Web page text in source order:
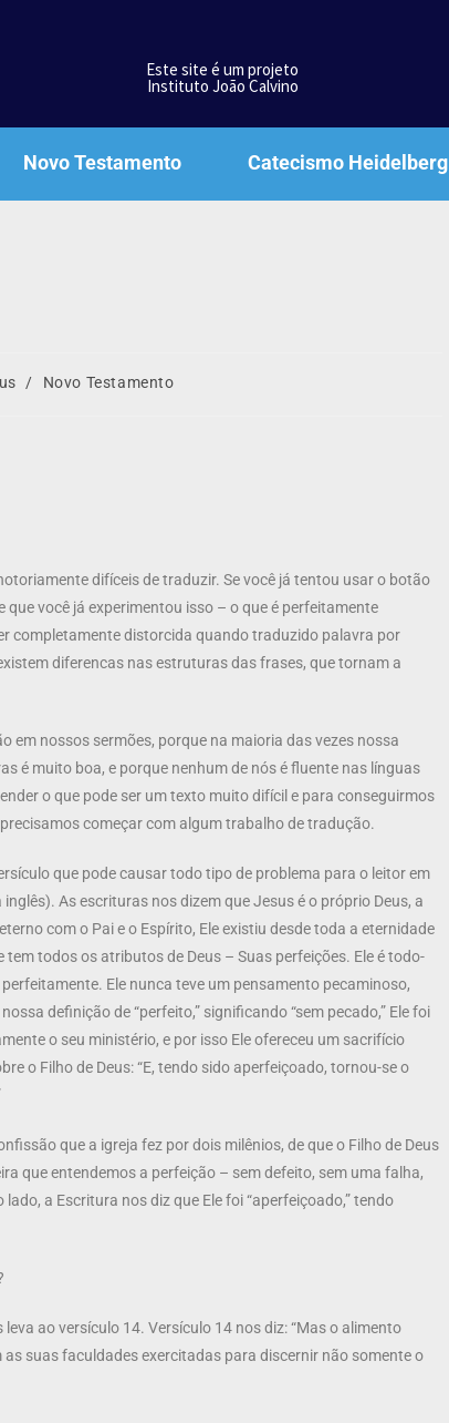
Este site é um projeto
Instituto João Calvino
Novo Testamento Catecismo Heidelberg
/ Novo Testamento
difíceis de traduzir. Se você já tentou usar o botão
que você já experimentou isso – o que é perfeitamente
completamente distorcida quando traduzido palavra por
diferencas nas estruturas das frases, que tornam a
nossos sermões, porque na maioria das vezes nossa
é muito boa, e porque nenhum de nós é fluente nas línguas
o que pode ser um texto muito difícil e para conseguirmos
começar com algum trabalho de tradução.
que pode causar todo tipo de problema para o leitor em
As escrituras nos dizem que Jesus é o próprio Deus, a
com o Pai e o Espírito, Ele existiu desde toda a eternidade
todos os atributos de Deus – Suas perfeições. Ele é todo-
Ele nunca teve um pensamento pecaminoso,
definição de “perfeito,” significando “sem pecado,” Ele foi
o seu ministério, e por isso Ele ofereceu um sacrifício
o Filho de Deus: “E, tendo sido aperfeiçoado, tornou-se o
que a igreja fez por dois milênios, de que o Filho de Deus
que entendemos a perfeição – sem defeito, sem uma falha,
a Escritura nos diz que Ele foi “aperfeiçoado,” tendo
ao versículo 14. Versículo 14 nos diz: “Mas o alimento
suas faculdades exercitadas para discernir não somente o